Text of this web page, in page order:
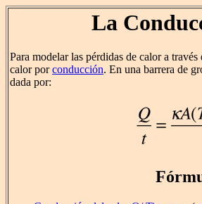
La
Para modelar las pérdidas de calor a
calor porconducción. En una barrera de
dada por: